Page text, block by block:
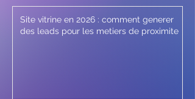
Site vitrine en 2026 : comment generer
des leads pour les metiers de proximite